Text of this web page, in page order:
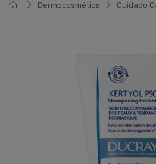
Dermocosmética Cuidado